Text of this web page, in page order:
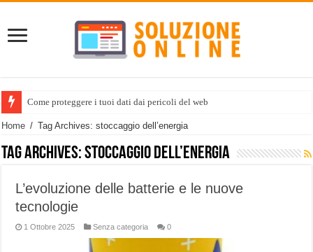
Come proteggere i tuoi dati dai pericoli del web
Home / Tag Archives: stoccaggio dell’energia
Tag Archives:stoccaggio dell’energia
L’evoluzione delle batterie e le nuove
tecnologie
1 Ottobre 2025 Senza categoria 0